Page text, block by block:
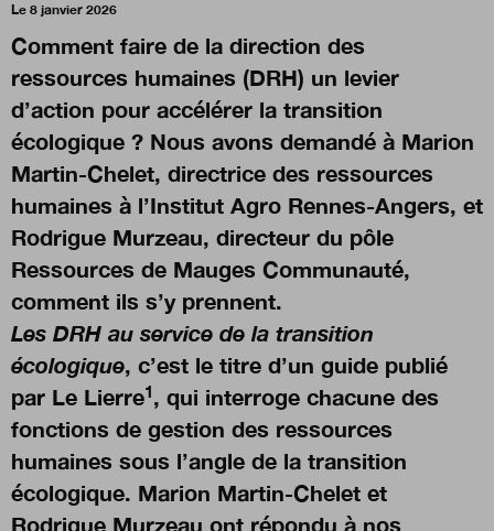
Boutique
Qui sommes-nous ?
Nous contacter
Newsletter
Renseignez votre email afin de suivre l'actualité
de la transformation publique.
Le 8 janvier 2026
Comment faire de la direction des
ressources humaines (DRH) un levier
d’action pour accélérer la transition
écologique ? Nous avons demandé à Marion
Martin-Chelet, directrice des ressources
humaines à l’Institut Agro Rennes-Angers, et
Rodrigue Murzeau, directeur du pôle
Ressources de Mauges Communauté,
comment ils s’y prennent.
Les DRH au service de la transition
écologique, c’est le titre d’un guide publié
par Le Lierre1, qui interroge chacune des
fonctions de gestion des ressources
humaines sous l’angle de la transition
écologique. Marion Martin-Chelet et
Rodrigue Murzeau ont répondu à nos